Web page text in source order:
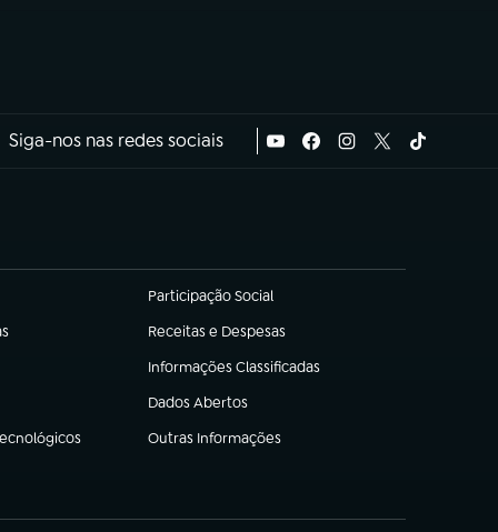
Siga-nos nas redes sociais
Participação Social
(abre em nova aba)
Receitas e Despesas
(abre em nova aba)
Informações Classificadas
(abre em nova aba)
Dados Abertos
(abre em nova aba)
Outras Informações
(abre em nova aba)